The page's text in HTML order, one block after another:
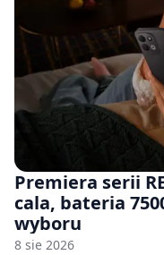
Premiera serii
cala, bateria
wyboru
8 sie 2026